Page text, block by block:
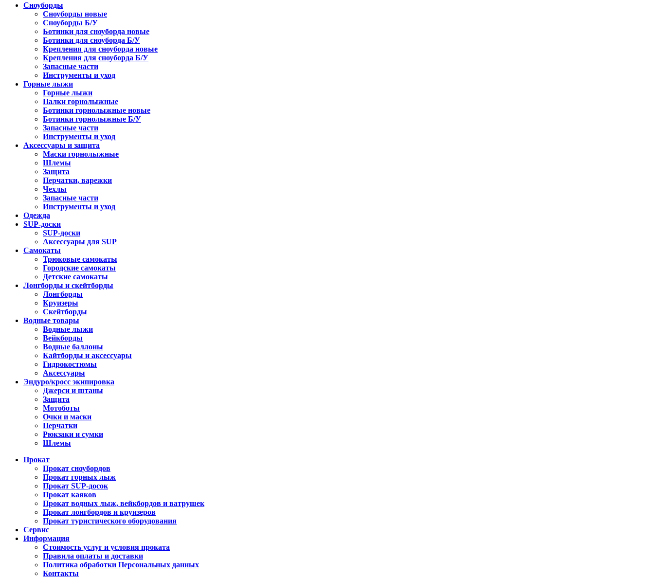
Сноуборды
Сноуборды новые
Сноуборды Б/У
Ботинки для сноуборда новые
Ботинки для сноуборда Б/У
Крепления для сноуборда новые
Крепления для сноуборда Б/У
Запасные части
Инструменты и уход
Горные лыжи
Горные лыжи
Палки горнолыжные
Ботинки горнолыжные новые
Ботинки горнолыжные Б/У
Запасные части
Инструменты и уход
Аксессуары и защита
Маски горнолыжные
Шлемы
Защита
Перчатки, варежки
Чехлы
Запасные части
Инструменты и уход
Одежда
SUP-доски
SUP-доски
Аксессуары для SUP
Самокаты
Трюковые самокаты
Городские самокаты
Детские самокаты
Лонгборды и скейтборды
Лонгборды
Круизеры
Скейтборды
Водные товары
Водные лыжи
Вейкборды
Водные баллоны
Кайтборды и аксессуары
Гидрокостюмы
Аксессуары
Эндуро/кросс экипировка
Джерси и штаны
Защита
Мотоботы
Очки и маски
Перчатки
Рюкзаки и сумки
Шлемы
Прокат
Прокат сноубордов
Прокат горных лыж
Прокат SUP-досок
Прокат каяков
Прокат водных лыж, вейкбордов и ватрушек
Прокат лонгбордов и круизеров
Прокат туристического оборудования
Сервиc
Информация
Стоимость услуг и условия проката
Правила оплаты и доставки
Политика обработки Персональных данных
Контакты